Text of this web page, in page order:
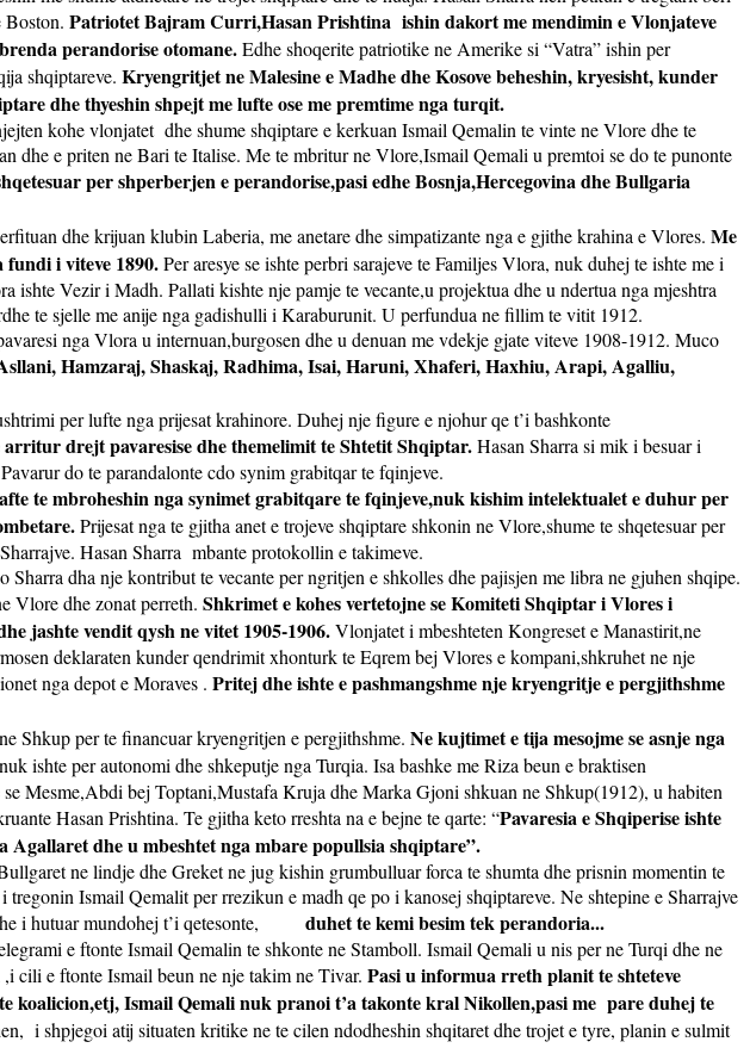
Boston. Patriotet Bajram Curri,Hasan Prishtina ishin dakort me mendimin e Vlonjateve
perandorise otomane.Edhe shoqerite patriotike ne Amerike si “Vatra” ishin per
shqiptareve. Kryengritjet ne Malesine e Madhe dhe Kosove beheshin, kryesisht, kunder
dhe thyeshin shpejt me lufte ose me premtime nga turqit.
kohe vlonjatet dhe shume shqiptare e kerkuan Ismail Qemalin te vinte ne Vlore dhe te
dhe e priten ne Bari te Italise. Me te mbritur ne Vlore,Ismail Qemali u premtoi se do te punonte
per shperberjen e perandorise,pasi edhe Bosnja,Hercegovina dhe Bullgaria
dhe krijuan klubin Laberia, me anetare dhe simpatizante nga e gjithe krahina e Vlores. Me
i viteve 1890.Per aresye se ishte perbri sarajeve te Familjes Vlora, nuk duhej te ishte me i
Vezir i Madh. Pallati kishte nje pamje te vecante,u projektua dhe u ndertua nga mjeshtra
te sjelle me anije nga gadishulli i Karaburunit. U perfundua ne fillim te vitit 1912.
nga Vlora u internuan,burgosen dhe u denuan me vdekje gjate viteve 1908-1912. Muco
Hamzaraj, Shaskaj, Radhima, Isai, Haruni, Xhaferi, Haxhiu, Arapi, Agalliu,
per lufte nga prijesat krahinore. Duhej nje figure e njohur qe t’i bashkonte
drejt pavaresise dhe themelimit te Shtetit Shqiptar.Hasan Sharra si mik i besuar i
do te parandalonte cdo synim grabitqar te fqinjeve.
te mbroheshin nga synimet grabitqare te fqinjeve,nuk kishim intelektualet e duhur per
Prijesat nga te gjitha anet e trojeve shqiptare shkonin ne Vlore,shume te shqetesuar per
Hasan Sharra mbante protokollin e takimeve.
dha nje kontribut te vecante per ngritjen e shkolles dhe pajisjen me libra ne gjuhen shqipe.
Vlore dhe zonat perreth. Shkrimet e kohes vertetojne se Komiteti Shqiptar i Vlores i
jashte vendit qysh ne vitet 1905-1906.Vlonjatet i mbeshteten Kongreset e Manastirit,ne
deklaraten kunder qendrimit xhonturk te Eqrem bej Vlores e kompani,shkruhet ne nje
nga depot e Moraves . Pritej dhe ishte e pashmangshme nje kryengritje e pergjithshme
Shkup per te financuar kryengritjen e pergjithshme. Ne kujtimet e tija mesojme se asnje nga
ishte per autonomi dhe shkeputje nga Turqia. Isa bashke me Riza beun e braktisen
Mesme,Abdi bej Toptani,Mustafa Kruja dhe Marka Gjoni shkuan ne Shkup(1912), u habiten
Hasan Prishtina. Te gjitha keto rreshta na e bejne te qarte: “Pavaresia e Shqiperise ishte
dhe u mbeshtet nga mbare popullsia shqiptare”.
ne lindje dhe Greket ne jug kishin grumbulluar forca te shumta dhe prisnin momentin te
Ismail Qemalit per rrezikun e madh qe po i kanosej shqiptareve. Ne shtepine e Sharrajve
i hutuar mundohej t’i qetesonte,
duhet te kemi besim tek perandoria...
e ftonte Ismail Qemalin te shkonte ne Stamboll. Ismail Qemali u nis per ne Turqi dhe ne
cili e ftonte Ismail beun ne nje takim ne Tivar. Pasi u informua rreth planit te shteteve
Ismail Qemali nuk pranoi t’a takonte kral Nikollen,pasi me pare duhej te
i shpjegoi atij situaten kritike ne te cilen ndodheshin shqitaret dhe trojet e tyre, planin e sulmit